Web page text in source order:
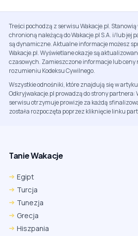
Treści pochodzą z serwisu Wakacje.pl.
chronioną należącą do Wakacje.pl S.A. i/lub jej
są dynamiczne. Aktualne informacje możesz
Wakacje.pl. Wyświetlane okazje są
czasowych. Zamieszczone informacje lub ceny
rozumieniu Kodeksu Cywilnego.
Wszystkie odnośniki, które znajdują się w
Odkryjwakacje.pl prowadzą do strony partnera:
serwisu otrzymuje prowizje za każdą
została rozpoczęta poprzez kliknięcie linku
Tanie Wakacje
Egipt
Turcja
Tunezja
Grecja
Hiszpania